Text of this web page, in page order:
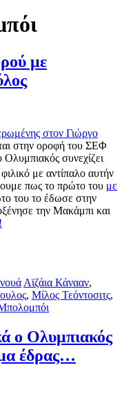
με
στον Γιώργο
στην οροφή του ΣΕΦ
Ολυμπιακός συνεχίζει
με αντίπαλο αυτήν
πως το πρώτο του με
του το έδωσε στην
την Μακάμπι και
Αϊζάια Κάνααν,
, Μίλος Τεόντοσιτς,
ο Ολυμπιακός
έδρας…